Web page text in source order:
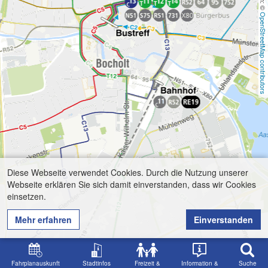
OpenStreetMap contributors
Fahrplanauskunft Stadtinfos
Freizeit &
Information &
Suche
Diese Webseite verwendet Cookies. Durch die Nutzung unserer
Webseite erklären Sie sich damit einverstanden, dass wir Cookies
einsetzen.
Mehr erfahren
Einverstanden